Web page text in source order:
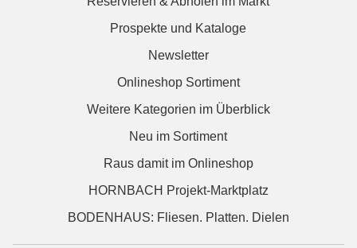
Prospekte und Kataloge
Newsletter
Onlineshop Sortiment
Weitere Kategorien im Überblick
Neu im Sortiment
Raus damit im Onlineshop
HORNBACH Projekt-Marktplatz
BODENHAUS: Fliesen. Platten. Dielen